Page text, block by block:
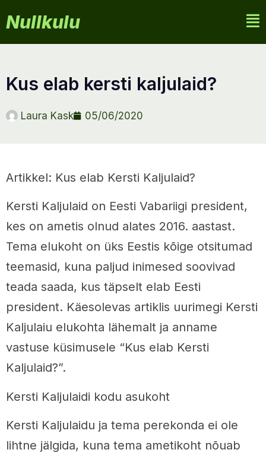
Nullkulu
kus elab kersti kaljulaid?
Laura Kask 05/06/2020
Artikkel: Kus elab Kersti Kaljulaid?
Kersti Kaljulaid on Eesti Vabariigi president,
kes on ametis olnud alates 2016. aastast.
Tema elukoht on üks Eestis kõige otsitumad
teemasid, kuna paljud inimesed soovivad
teada saada, kus täpselt elab Eesti
president. Käesolevas artiklis uurimegi Kersti
Kaljulaiu elukohta lähemalt ja anname
vastuse küsimusele “Kus elab Kersti
Kaljulaid?”.
Kersti Kaljulaidi kodu asukoht
Kersti Kaljulaidu ja tema perekonda ei ole
lihtne jälgida, kuna tema ametikoht nõuab